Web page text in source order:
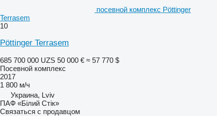
посевной комплекс Pöttinger
Terrasem
10
Pöttinger Terrasem
685 700 000 UZS 50 000 € ≈ 57 770 $
Посевной комплекс
2017
1 800 м/ч
Украина, Lviv
ПАФ «Білий Стік»
Связаться с продавцом